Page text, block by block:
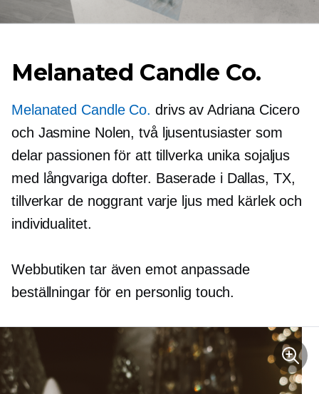
Melanated Candle Co.
Melanated Candle Co. drivs av Adriana Cicero
och Jasmine Nolen, två ljusentusiaster som
delar passionen för att tillverka unika sojaljus
med långvarigadofter. Baserade i Dallas, TX,
tillverkar de noggrant varje ljus med kärlek och
individualitet.
Webbutiken tar även emot anpassade
beställningar för en personlig touch.